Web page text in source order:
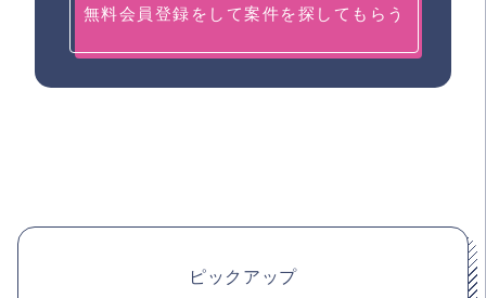
無料会員登録をして案件を探してもらう
ピックアップ